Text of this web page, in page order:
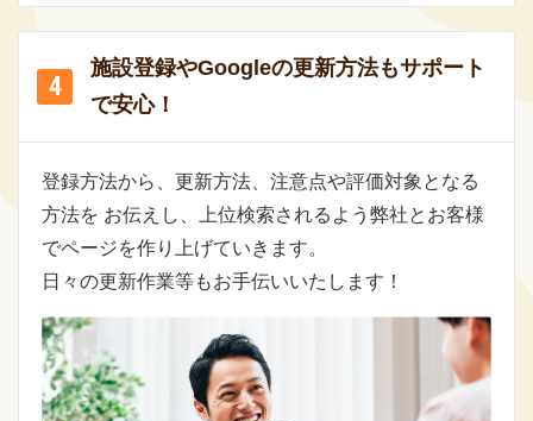
施設登録やGoogleの更新方法もサポート
で安心！
登録方法から、更新方法、注意点や評価対象となる
方法を お伝えし、上位検索されるよう弊社とお客様
でページを作り上げていきます。
日々の更新作業等もお手伝いいたします！